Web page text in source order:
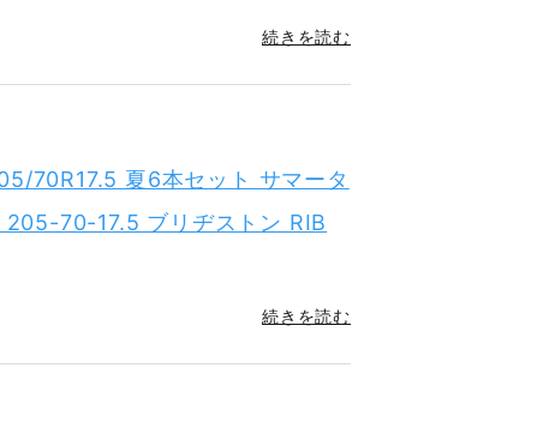
続きを読む
70R17.5 夏6本セット サマータ
70-17.5 ブリヂストン RIB
続きを読む